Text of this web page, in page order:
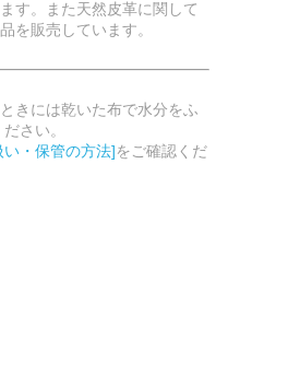
す。また天然皮革に関して
を販売しています。
きには乾いた布で水分をふ
さい。
・保管の方法]をご確認くだ